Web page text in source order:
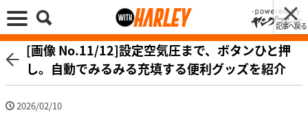
記事へ戻る
[画像 No.11/12]設定空気圧まで、ボタンひと押
し。自動でみるみる充填する便利グッズを紹介
2026/02/10